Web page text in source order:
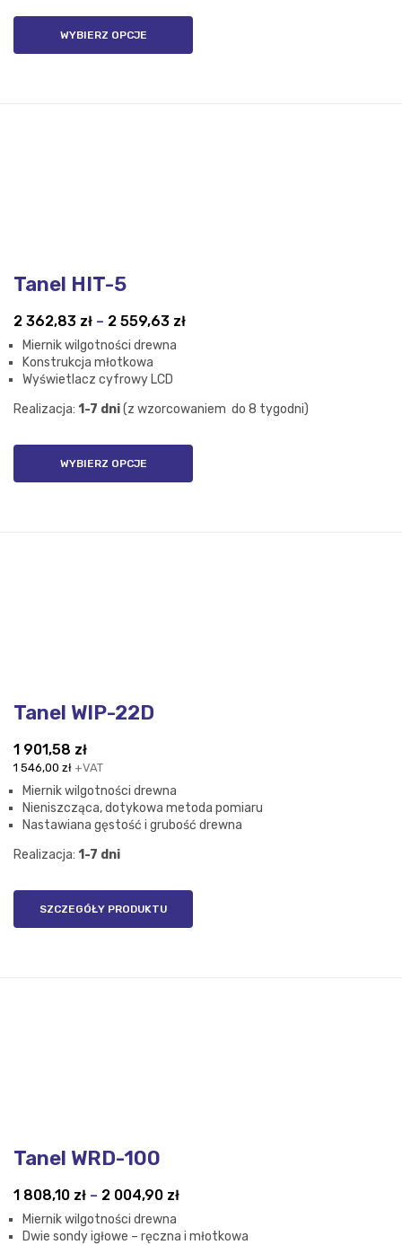
924,95 zł
WYBIERZ OPCJE
Tanel HIT-5
2 362,83 zł – 2 559,63 złZakres
362,83 zł
do
Miernik wilgotności drewna
Konstrukcja młotkowa
Wyświetlacz cyfrowy LCD
Realizacja: 1-7 dni(z wzorcowaniem do 8 tygodni)
WYBIERZ OPCJE
Tanel WIP-22D
1 901,58 zł
1 546,00 zł +VAT
Miernik wilgotności drewna
Nieniszcząca, dotykowa metoda pomiaru
Nastawiana gęstość i grubość drewna
Realizacja: 1-7 dni
SZCZEGÓŁY PRODUKTU
Tanel WRD-100
1 808,10 zł – 2 004,90 złZakres
od
Miernik wilgotności drewna
Dwie sondy igłowe – ręczna i młotkowa